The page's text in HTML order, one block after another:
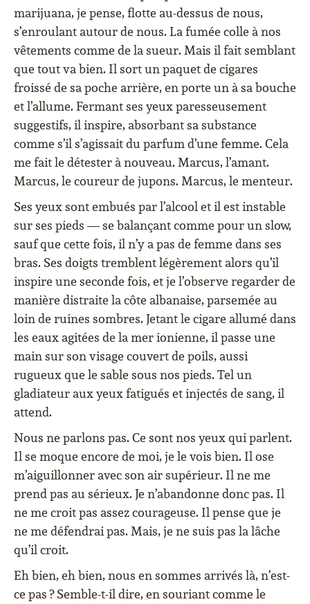
marijuana, je pense, flotte au-dessus de nous,
s’enroulant autour de nous. La fumée colle à nos
vêtements comme de la sueur. Mais il fait semblant
que tout va bien. Il sort un paquet de cigares
froissé de sa poche arrière, en porte un à sa bouche
et l’allume. Fermant ses yeux paresseusement
suggestifs, il inspire, absorbant sa substance
comme s’il s’agissait du parfum d’une femme. Cela
me fait le détester à nouveau. Marcus, l’amant.
Marcus, le coureur de jupons. Marcus, le menteur.
Ses yeux sont embués par l’alcool et il est instable
sur ses pieds — se balançant comme pour un slow,
sauf que cette fois, il n’y a pas de femme dans ses
bras. Ses doigts tremblent légèrement alors qu’il
inspire une seconde fois, et je l’observe regarder de
manière distraite la côte albanaise, parsemée au
loin de ruines sombres. Jetant le cigare allumé dans
les eaux agitées de la mer ionienne, il passe une
main sur son visage couvert de poils, aussi
rugueux que le sable sous nos pieds. Tel un
gladiateur aux yeux fatigués et injectés de sang, il
attend.
Nous ne parlons pas. Ce sont nos yeux qui parlent.
Il se moque encore de moi, je le vois bien. Il ose
m’aiguillonner avec son air supérieur. Il ne me
prend pas au sérieux. Je n’abandonne donc pas. Il
ne me croit pas assez courageuse. Il pense que je
ne me défendrai pas. Mais, je ne suis pas la lâche
qu’il croit.
Eh bien, eh bien, nous en sommes arrivés là, n’est-
ce pas ? Semble-t-il dire, en souriant comme le